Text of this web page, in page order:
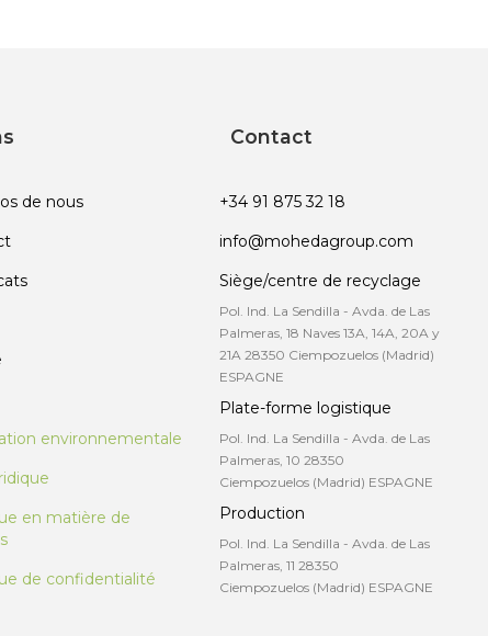
de nous
environnementale
en matière de
de confidentialité
Contact
+34 91 875 32 18
info@mohedagroup.com
Siège/centre de recyclage
Pol. Ind. La Sendilla - Avda. de Las
Palmeras, 18 Naves 13A, 14A, 20A y
21A 28350 Ciempozuelos (Madrid)
ESPAGNE
Plate-forme logistique
Pol. Ind. La Sendilla - Avda. de Las
Palmeras, 10 28350
Ciempozuelos (Madrid) ESPAGNE
Production
Pol. Ind. La Sendilla - Avda. de Las
Palmeras, 11 28350
Ciempozuelos (Madrid) ESPAGNE